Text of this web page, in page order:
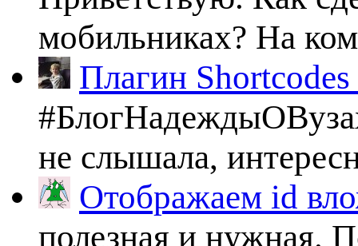
мобильниках? На
Плагин
не слышала,
Отображаем id
полезная и нужная.